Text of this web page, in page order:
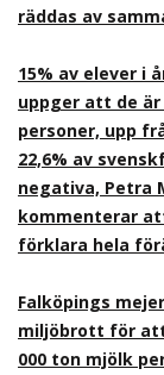
räddas av
15% av elever i
uppger att de
personer, upp
22,6% av
negativa, Petra
kommenterar
förklara hela
Falköpings
miljöbrott för
000 ton mjölk